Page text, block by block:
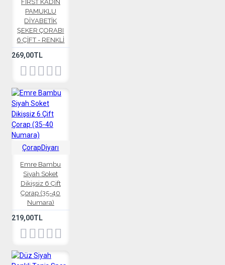
FİRST KADIN
PAMUKLU
DİYABETİK
ŞEKER ÇORABI
6 ÇİFT - RENKLİ
269,00TL
ÇorapDiyarı
Emre Bambu
Siyah Soket
Dikişsiz 6 Çift
Çorap (35-40
Numara)
219,00TL